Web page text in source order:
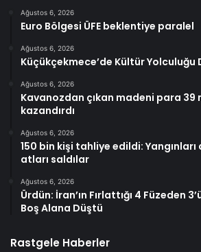
Ağustos 6, 2026
Euro Bölgesi ÜFE beklentiye paralel
Ağustos 6, 2026
Küçükçekmece’de Kültür Yolculuğu
Ağustos 6, 2026
Kavanozdan çıkan madeni para 39
kazandırdı
Ağustos 6, 2026
150 bin kişi tahliye edildi:
atları saldılar
Ağustos 6, 2026
Ürdün: İran’ın Fırlattığı 4 Füzeden
Boş Alana Düştü
Rastgele Haberler